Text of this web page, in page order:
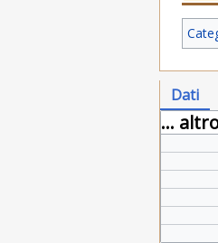
Dati
...